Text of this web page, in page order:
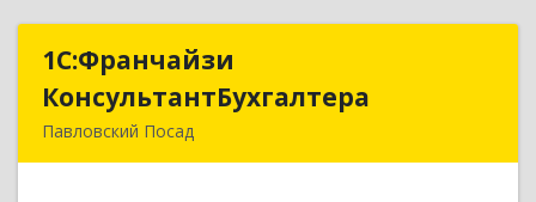
1С:Франчайзи
КонсультантБухгалтера
Павловский Посад
КонсультантБухгалтера